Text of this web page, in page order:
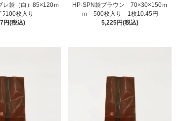
レ袋（白）85×120ｍ
100枚入り
円(税込)
HP-SPN袋ブラウン 70×30×150ｍ
ｍ 500枚入り 1枚10.45円
5,225円(税込)